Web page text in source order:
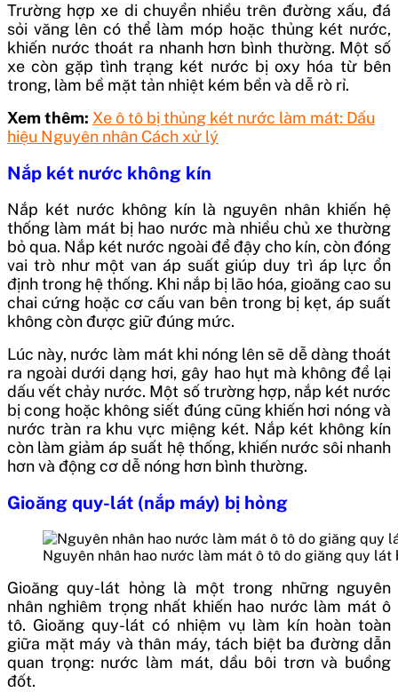
Trường hợp xe di chuyển nhiều trên đường xấu, đá
sỏi văng lên có thể làm móp hoặc thủng két nước,
khiến nước thoát ra nhanh hơn bình thường. Một số
xe còn gặp tình trạng két nước bị oxy hóa từ bên
trong, làm bề mặt tản nhiệt kém bền và dễ rò rỉ.
Xem thêm: Xe ô tô bị thủng két nước làm mát: Dấu
hiệu Nguyên nhân Cách xử lý
Nắp két nước không kín
Nắp két nước không kín là nguyên nhân khiến hệ
thống làm mát bị hao nước mà nhiều chủ xe thường
bỏ qua. Nắp két nước ngoài để đậy cho kín, còn đóng
vai trò như một van áp suất giúp duy trì áp lực ổn
định trong hệ thống. Khi nắp bị lão hóa, gioăng cao su
chai cứng hoặc cơ cấu van bên trong bị kẹt, áp suất
không còn được giữ đúng mức.
Lúc này, nước làm mát khi nóng lên sẽ dễ dàng thoát
ra ngoài dưới dạng hơi, gây hao hụt mà không để lại
dấu vết chảy nước. Một số trường hợp, nắp két nước
bị cong hoặc không siết đúng cũng khiến hơi nóng và
nước tràn ra khu vực miệng két. Nắp két không kín
còn làm giảm áp suất hệ thống, khiến nước sôi nhanh
hơn và động cơ dễ nóng hơn bình thường.
Gioăng quy-lát (nắp máy) bị hỏng
Nguyên nhân hao nước làm mát ô tô do giăng quy lát
Gioăng quy-lát hỏng là một trong những nguyên
nhân nghiêm trọng nhất khiến hao nước làm mát ô
tô. Gioăng quy-lát có nhiệm vụ làm kín hoàn toàn
giữa mặt máy và thân máy, tách biệt ba đường dẫn
quan trọng: nước làm mát, dầu bôi trơn và buồng
đốt.